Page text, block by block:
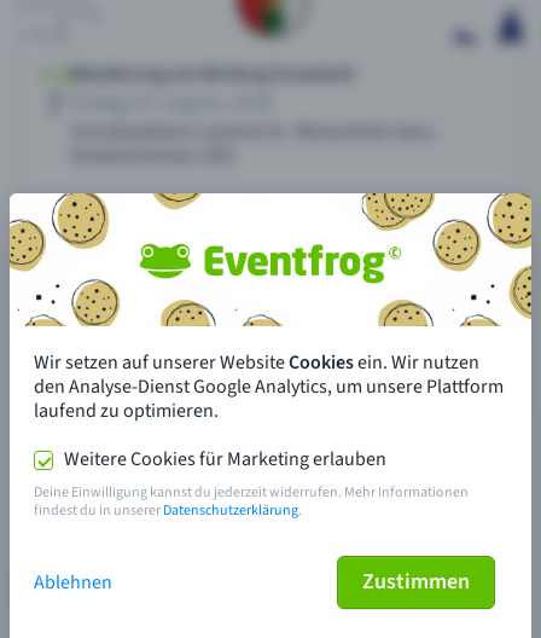
Wir setzen auf unserer WebsiteCookiesein. Wir nutzen
den Analyse-Dienst Google Analytics, um unsere Plattform
laufend zu optimieren.
Weitere Cookies für Marketing erlauben
Deine Einwilligung kannst du jederzeit widerrufen. Mehr Informationen
findest du in unsererDatenschutzerklärung.
Ablehnen Zustimmen